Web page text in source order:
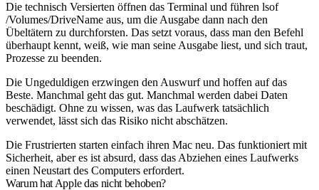
Die technisch Versierten öffnen das Terminal und führen lsof
/Volumes/DriveName aus, um die Ausgabe dann nach den
Übeltätern zu durchforsten. Das setzt voraus, dass man den Befehl
überhaupt kennt, weiß, wie man seine Ausgabe liest, und sich traut,
Prozesse zu beenden.
Die Ungeduldigen erzwingen den Auswurf und hoffen auf das
Beste. Manchmal geht das gut. Manchmal werden dabei Daten
beschädigt. Ohne zu wissen, was das Laufwerk tatsächlich
verwendet, lässt sich das Risiko nicht abschätzen.
Die Frustrierten starten einfach ihren Mac neu. Das funktioniert mit
Sicherheit, aber es ist absurd, dass das Abziehen eines Laufwerks
einen Neustart des Computers erfordert.
Warum hat Apple das nicht behoben?